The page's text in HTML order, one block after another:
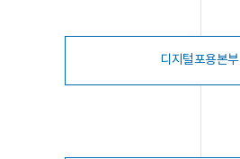
디지털포용본부